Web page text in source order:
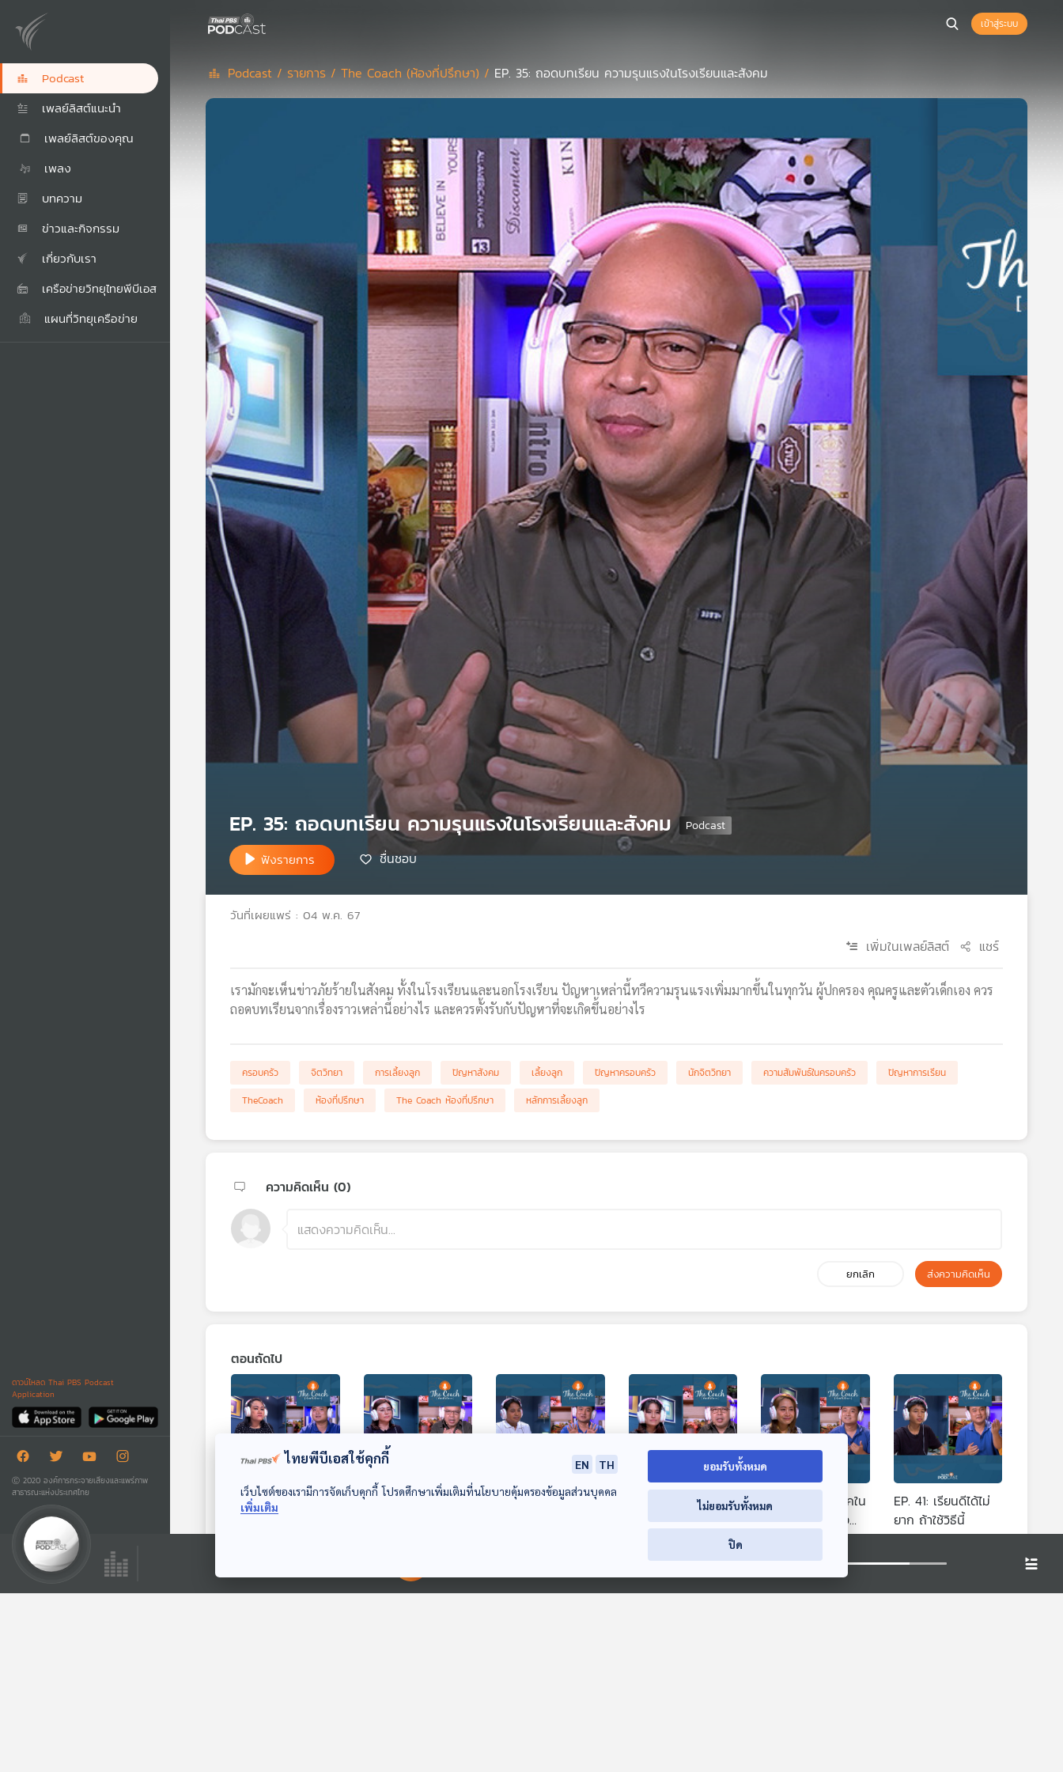
Podcast
เพลย์ลิสต์แนะนำ
เพลย์ลิสต์ของคุณ
เพลง
บทความ
ข่าวและกิจกรรม
เกี่ยวกับเรา
เครือข่ายวิทยุไทยพีบีเอส
แผนที่วิทยุเครือข่าย
ดาวน์โหลด Thai PBS Podcast
Application
Ⓒ 2020 องค์การกระจายเสียงและแพร่ภาพ
สาธารณะแห่งประเทศไทย
เข้าสู่ระบบ
Podcast / รายการ /The Coach (ห้องที่ปรึกษา) / EP. 35: ถอดบทเรียน ความรุนแรงในโรงเรียนและสังคม
EP. 35: ถอดบทเรียน ความรุนแรงในโรงเรียนและสังคม
ฟังรายการ ชื่นชอบ
วันที่เผยแพร่ : 04 พ.ค. 67
เพิ่มในเพลย์ลิสต์ แชร์
เรามักจะเห็นข่าวภัยร้ายในสังคม ทั้งในโรงเรียนและนอกโรงเรียน ปัญหาเหล่านี้ทวีความรุนแรงเพิ่มมากขึ้นในทุกวัน ผู้ปกครอง คุณครูและตัวเด็กเอง ควร
ถอดบทเรียนจากเรื่องราวเหล่านี้อย่างไร และควรตั้งรับกับปัญหาที่จะเกิดขึ้นอย่างไร
ครอบครัว จิตวิทยา การเลี้ยงลูก ปัญหาสังคม เลี้ยงลูก ปัญหาครอบครัว นักจิตวิทยา ความสัมพันธ์ในครอบครัว
ปัญหาการเรียน
TheCoach
ห้องที่ปรึกษา The Coach ห้องที่ปรึกษา หลักการเลี้ยงลูก
ความคิดเห็น (0)
ยกเลิก ส่งความคิดเห็น
ตอนถัดไป
EP. 36: ถอยจากผู้นำ
มาเป็นเบื้องหลังความ
EP. 37: สร้างพื้นที่นุ่ม
EP. 38: หยุดความ
EP. 39: ธรรมชาติ
การเรียนรู้ของเด็กที่
ปรึกษา)
EP. 40: คลายล็อคใน
ใจ แก้จุดบอดทาง
ปรึกษา)
EP. 41: เรียนดีได้ไม่
ยาก ถ้าใช้วิธีนี้
00:00:00
ไทยพีบีเอสใช้คุกกี้ EN
TH
เว็บไซต์ของเรามีการจัดเก็บคุกกี้ โปรดศึกษาเพิ่มเติมที่นโยบายคุ้มครองข้อมูลส่วนบุคคล
เพิ่มเติม
ยอมรับทั้งหมด
ไม่ยอมรับทั้งหมด
ปิด